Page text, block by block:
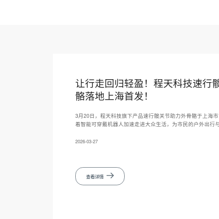
让行走回归轻盈！程天科技速行
骼落地上海首发！
3月20日，程天科技旗下产品速行髋关节助力外骨骼于上海
着智能可穿戴机器人加速走进大众生活，为市民的户外出行
2026-03-27
查看详情